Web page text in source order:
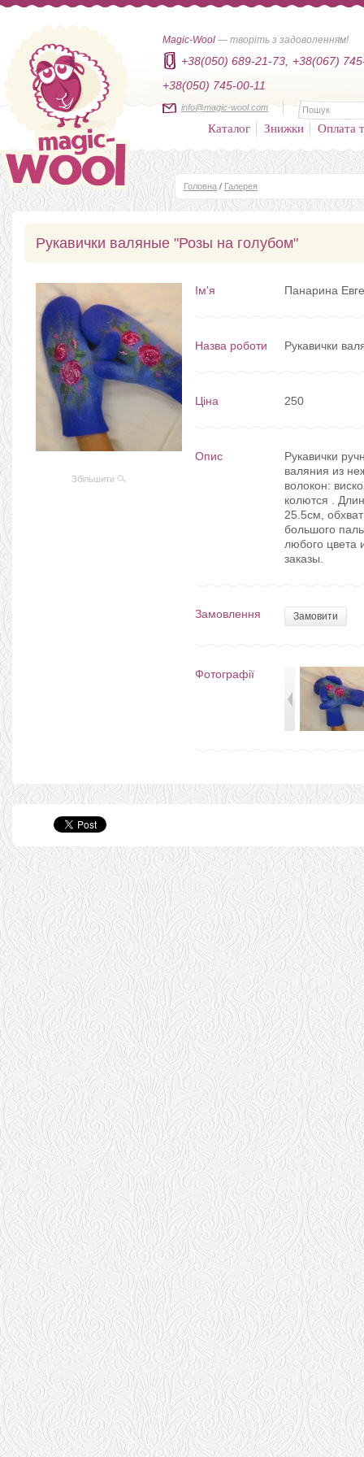
Magic-Wool — творіть з задоволенням!
+38(050) 689-21-73,
+38(067)
+38(050) 745-00-11
info@magic-wool.com
Каталог Знижки Оплата
Головна / Галерея
Рукавички валяные "Розы на голубом"
Збільшити
Ім'я Панарина
Назва роботи Рукавички
Ціна 250
Опис
Рукавички
валяния из
волокон:
колются .
25.5см,
большого
любого
заказы.
Замовлення Замовити
Фотографії